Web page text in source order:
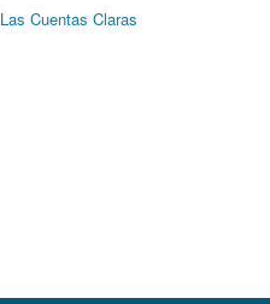
Las Cuentas Claras